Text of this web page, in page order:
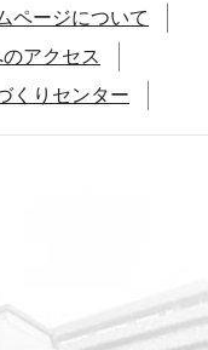
ページについて
アクセス
くりセンター